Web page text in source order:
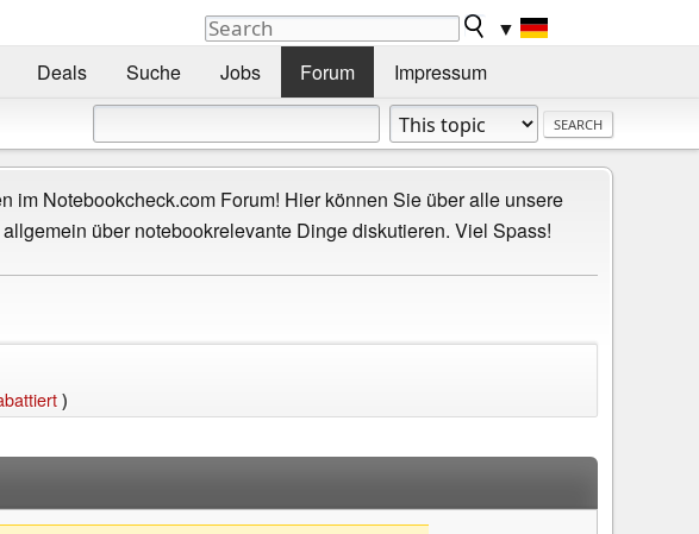
▼
Deals Suche Jobs Forum Impressum
im Notebookcheck.com Forum! Hier können Sie über alle unsere
über notebookrelevante Dinge diskutieren. Viel Spass!
)